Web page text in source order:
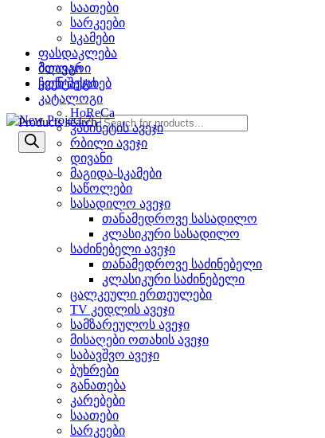
საათები
სარკეები
სკამები
ფასდაკლება
ბლოგი
კონტაქტი
Products search
მთავარი
ჩვენ შესახებ
კატალოგი
HoReCa
კაბინეტის ავეჯი
რბილი ავეჯი
დივანი
მაგიდა-სკამები
საწოლები
სასადილო ავეჯი
თანამედროვე სასადილო
კლასიკური სასადილო
საძინებელი ავეჯი
თანამედროვე საძინებელი
კლასიკური საძინებელი
ცალკეული ერთეულები
TV კედლის ავეჯი
სამზარეულოს ავეჯი
მისაღები ოთახის ავეჯი
საბავშვო ავეჯი
ბუხრები
განათება
კარებები
საათები
სარკეები